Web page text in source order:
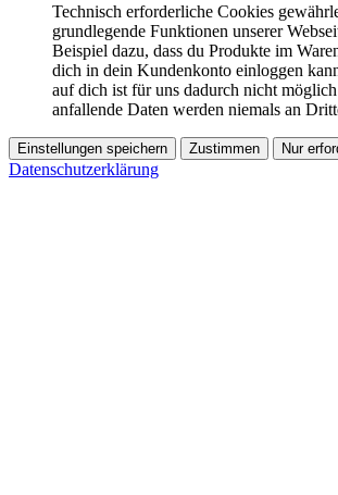
Technisch erforderliche Cookies
grundlegende Funktionen unserer
Beispiel dazu, dass du Produkte im
dich in dein Kundenkonto einloggen
auf dich ist für uns dadurch nicht
anfallende Daten werden niemals an
Einstellungen speichern Zustimmen Nur
Datenschutzerklärung